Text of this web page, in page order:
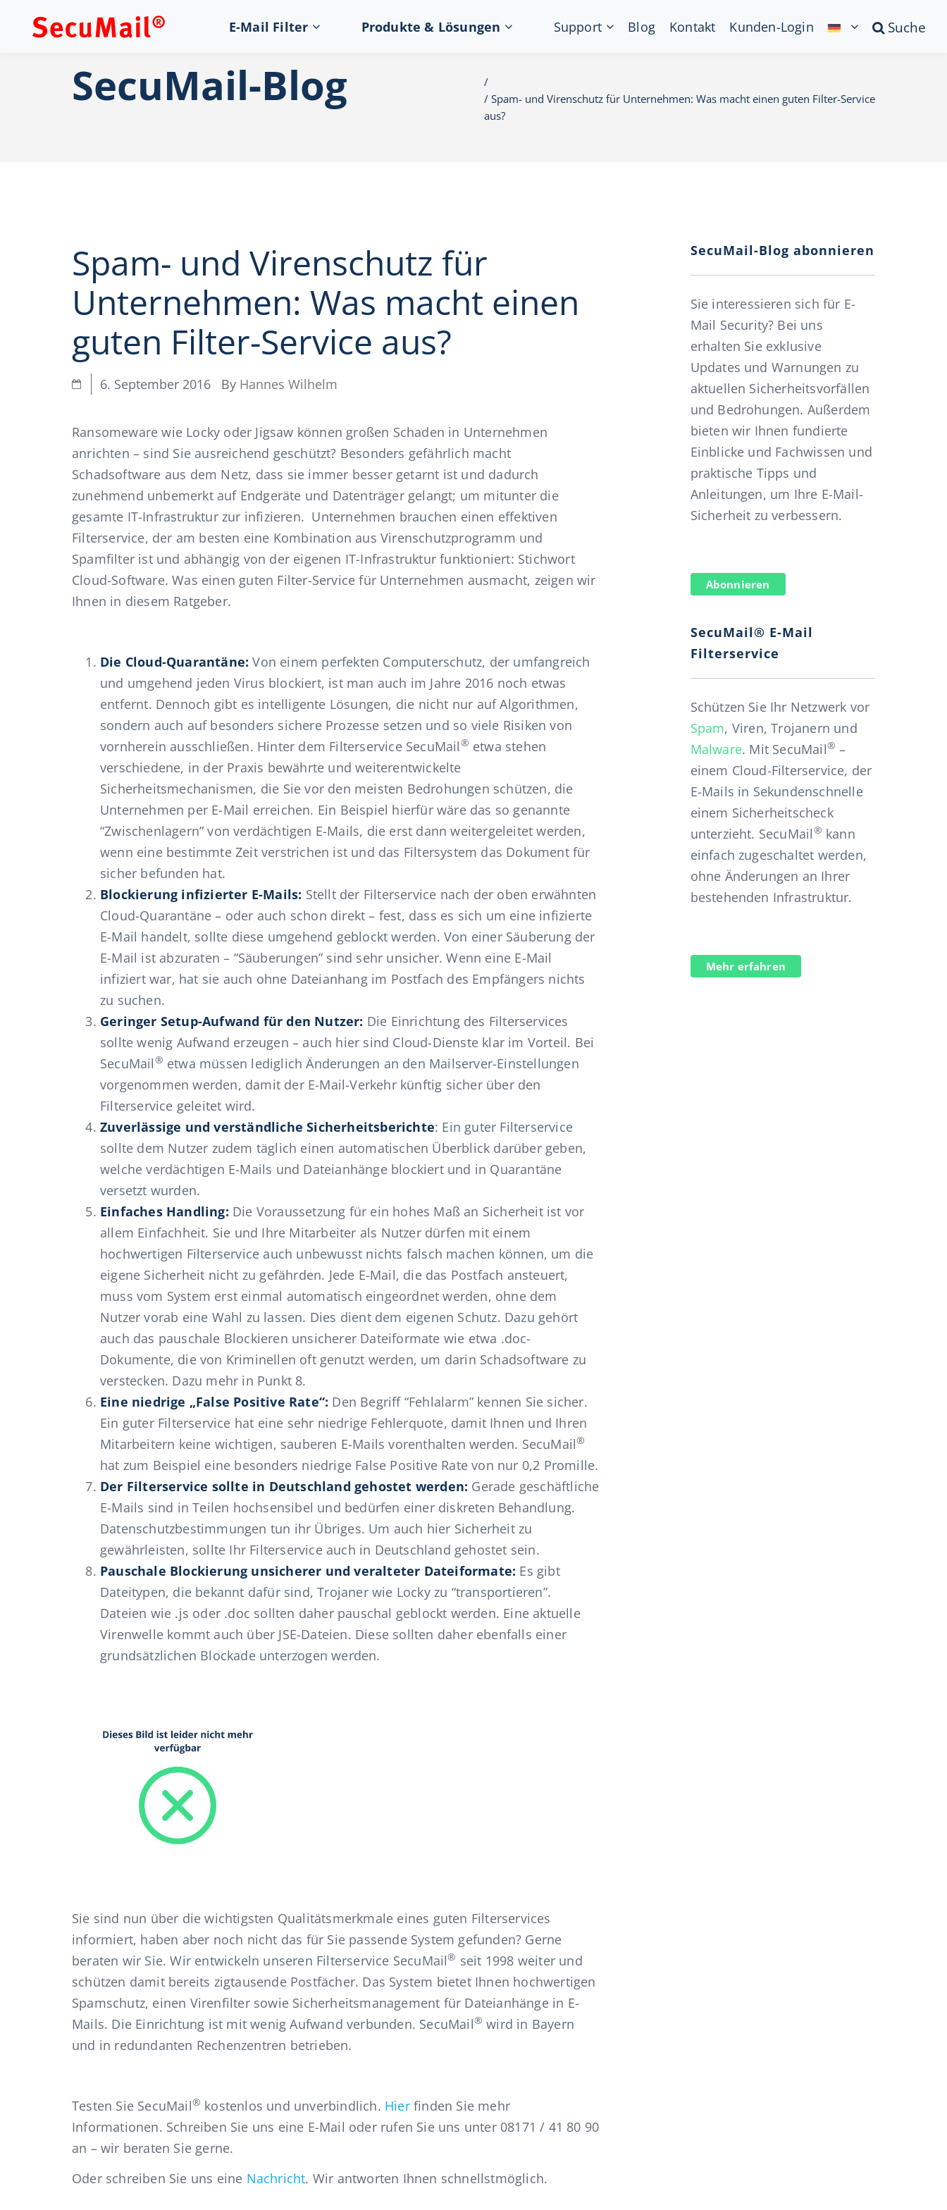
E-Mail Filter Produkte & Lösungen Support Blog Kontakt Kunden-Login Suche
SecuMail-Blog
Spam- und Virenschutz für Unternehmen: Was macht einen guten Filter-Service
aus?
Spam- und Virenschutz für
Unternehmen: Was macht einen
guten Filter-Service aus?
6. September 2016 By Hannes Wilhelm
Ransomeware wie Locky oder Jigsaw können großen Schaden in Unternehmen
anrichten – sind Sie ausreichend geschützt? Besonders gefährlich macht
Schadsoftware aus dem Netz, dass sie immer besser getarnt ist und dadurch
zunehmend unbemerkt auf Endgeräte und Datenträger gelangt; um mitunter die
gesamte IT-Infrastruktur zur infizieren. Unternehmen brauchen einen effektiven
Filterservice, der am besten eine Kombination aus Virenschutzprogramm und
Spamfilter ist und abhängig von der eigenen IT-Infrastruktur funktioniert: Stichwort
Cloud-Software. Was einen guten Filter-Service für Unternehmen ausmacht, zeigen wir
Ihnen in diesem Ratgeber.
Die Cloud-Quarantäne: Von einem perfekten Computerschutz, der umfangreich
und umgehend jeden Virus blockiert, ist man auch im Jahre 2016 noch etwas
entfernt. Dennoch gibt es intelligente Lösungen, die nicht nur auf Algorithmen,
sondern auch auf besonders sichere Prozesse setzen und so viele Risiken von
vornherein ausschließen. Hinter dem Filterservice SecuMail® etwa stehen
verschiedene, in der Praxis bewährte und weiterentwickelte
Sicherheitsmechanismen, die Sie vor den meisten Bedrohungen schützen, die
Unternehmen per E-Mail erreichen. Ein Beispiel hierfür wäre das so genannte
“Zwischenlagern” von verdächtigen E-Mails, die erst dann weitergeleitet werden,
wenn eine bestimmte Zeit verstrichen ist und das Filtersystem das Dokument für
sicher befunden hat.
Blockierung infizierter E-Mails: Stellt der Filterservice nach der oben erwähnten
Cloud-Quarantäne – oder auch schon direkt – fest, dass es sich um eine infizierte
E-Mail handelt, sollte diese umgehend geblockt werden. Von einer Säuberung der
E-Mail ist abzuraten – “Säuberungen” sind sehr unsicher. Wenn eine E-Mail
infiziert war, hat sie auch ohne Dateianhang im Postfach des Empfängers nichts
zu suchen.
Geringer Setup-Aufwand für den Nutzer: Die Einrichtung des Filterservices
sollte wenig Aufwand erzeugen – auch hier sind Cloud-Dienste klar im Vorteil. Bei
SecuMail® etwa müssen lediglich Änderungen an den Mailserver-Einstellungen
vorgenommen werden, damit der E-Mail-Verkehr künftig sicher über den
Filterservice geleitet wird.
Zuverlässige und verständliche Sicherheitsberichte: Ein guter Filterservice
sollte dem Nutzer zudem täglich einen automatischen Überblick darüber geben,
welche verdächtigen E-Mails und Dateianhänge blockiert und in Quarantäne
versetzt wurden.
Einfaches Handling: Die Voraussetzung für ein hohes Maß an Sicherheit ist vor
allem Einfachheit. Sie und Ihre Mitarbeiter als Nutzer dürfen mit einem
hochwertigen Filterservice auch unbewusst nichts falsch machen können, um die
eigene Sicherheit nicht zu gefährden. Jede E-Mail, die das Postfach ansteuert,
muss vom System erst einmal automatisch eingeordnet werden, ohne dem
Nutzer vorab eine Wahl zu lassen. Dies dient dem eigenen Schutz. Dazu gehört
auch das pauschale Blockieren unsicherer Dateiformate wie etwa .doc-
Dokumente, die von Kriminellen oft genutzt werden, um darin Schadsoftware zu
verstecken. Dazu mehr in Punkt 8.
Eine niedrige „False Positive Rate“: Den Begriff “Fehlalarm” kennen Sie sicher.
Ein guter Filterservice hat eine sehr niedrige Fehlerquote, damit Ihnen und Ihren
Mitarbeitern keine wichtigen, sauberen E-Mails vorenthalten werden. SecuMail®
hat zum Beispiel eine besonders niedrige False Positive Rate von nur 0,2 Promille.
Der Filterservice sollte in Deutschland gehostet werden: Gerade geschäftliche
E-Mails sind in Teilen hochsensibel und bedürfen einer diskreten Behandlung.
Datenschutzbestimmungen tun ihr Übriges. Um auch hier Sicherheit zu
gewährleisten, sollte Ihr Filterservice auch in Deutschland gehostet sein.
Pauschale Blockierung unsicherer und veralteter Dateiformate: Es gibt
Dateitypen, die bekannt dafür sind, Trojaner wie Locky zu “transportieren”.
Dateien wie .js oder .doc sollten daher pauschal geblockt werden. Eine aktuelle
Virenwelle kommt auch über JSE-Dateien. Diese sollten daher ebenfalls einer
grundsätzlichen Blockade unterzogen werden.
Sie sind nun über die wichtigsten Qualitätsmerkmale eines guten Filterservices
informiert, haben aber noch nicht das für Sie passende System gefunden? Gerne
beraten wir Sie. Wir entwickeln unseren Filterservice SecuMail® seit 1998 weiter und
schützen damit bereits zigtausende Postfächer. Das System bietet Ihnen hochwertigen
Spamschutz, einen Virenfilter sowie Sicherheitsmanagement für Dateianhänge in E-
Mails. Die Einrichtung ist mit wenig Aufwand verbunden. SecuMail® wird in Bayern
und in redundanten Rechenzentren betrieben.
Testen Sie SecuMail® kostenlos und unverbindlich. Hierfinden Sie mehr
Informationen. Schreiben Sie uns eine E-Mail oder rufen Sie uns unter 08171 / 41 80 90
an – wir beraten Sie gerne.
Oder schreiben Sie uns eine Nachricht. Wir antworten Ihnen schnellstmöglich.
SecuMail-Blog abonnieren
Sie interessieren sich für E-
Mail Security? Bei uns
erhalten Sie exklusive
Updates und Warnungen zu
aktuellen Sicherheitsvorfällen
und Bedrohungen. Außerdem
bieten wir Ihnen fundierte
Einblicke und Fachwissen und
praktische Tipps und
Anleitungen, um Ihre E-Mail-
Sicherheit zu verbessern.
Abonnieren
SecuMail® E-Mail
Filterservice
Schützen Sie Ihr Netzwerk vor
Spam, Viren, Trojanern und
Malware. Mit SecuMail® –
einem Cloud-Filterservice, der
E-Mails in Sekundenschnelle
einem Sicherheitscheck
unterzieht. SecuMail® kann
einfach zugeschaltet werden,
ohne Änderungen an Ihrer
bestehenden Infrastruktur.
Mehr erfahren